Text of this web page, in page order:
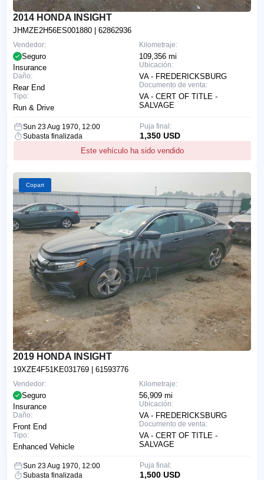
2014 HONDA INSIGHT
JHMZE2H56ES001880 | 62862936
Kilometraje:
109,356 mi
Ubicación:
VA - FREDERICKSBURG
Documento de venta:
VA - CERT OF TITLE -
SALVAGE
Vendedor:
Seguro
Insurance
Daño:
Rear End
Tipo:
Run & Drive
Sun 23 Aug 1970, 12:00
Subasta finalizada
Este vehículo ha sido vendido
Puja final:
1,350 USD
Copart
2019 HONDA INSIGHT
19XZE4F51KE031769 | 61593776
Kilometraje:
56,909 mi
Ubicación:
VA - FREDERICKSBURG
Documento de venta:
VA - CERT OF TITLE -
SALVAGE
Vendedor:
Seguro
Insurance
Daño:
Front End
Tipo:
Enhanced Vehicle
Sun 23 Aug 1970, 12:00
Subasta finalizada
Puja final:
1,500 USD